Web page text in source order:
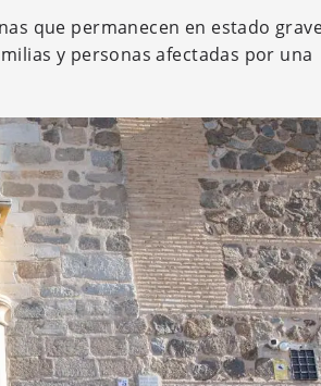
que permanecen en estado
y personas afectadas por una